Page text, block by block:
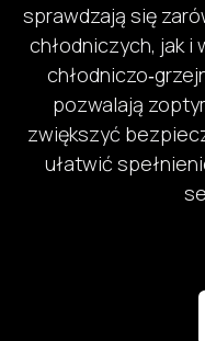
sprawdzają się
chłodniczych, jak i
pozwalają
zwiększyć
ułatwić